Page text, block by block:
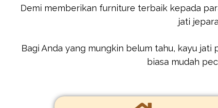
Demi memberikan furniture terbaik kepada
jati
Bagi Anda yang mungkin belum tahu, kayu
biasa mudah